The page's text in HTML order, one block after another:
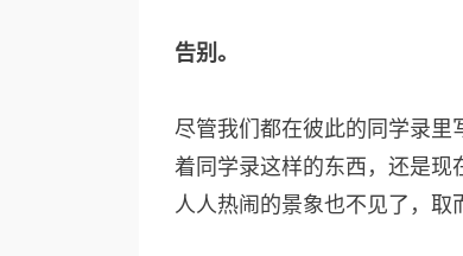
告别。
尽管我们都在彼此的同学录
着同学录这样的东西，还是
人人热闹的景象也不见了，取